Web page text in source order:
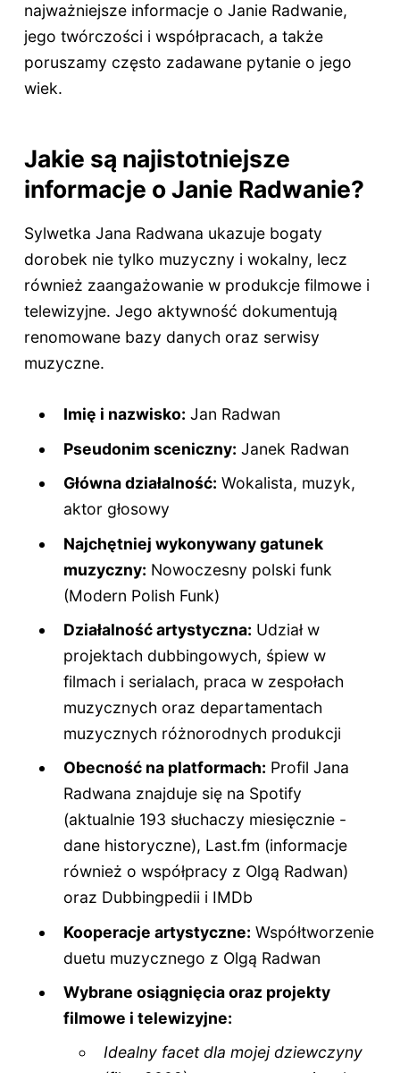
najważniejsze informacje o Janie Radwanie,
jego twórczości i współpracach, a także
poruszamy często zadawane pytanie o jego
wiek.
Jakie są najistotniejsze
informacje o Janie Radwanie?
Sylwetka Jana Radwana ukazuje bogaty
dorobek nie tylko muzyczny i wokalny, lecz
również zaangażowanie w produkcje filmowe i
telewizyjne. Jego aktywność dokumentują
renomowane bazy danych oraz serwisy
muzyczne.
Imię i nazwisko: Jan Radwan
Pseudonim sceniczny: Janek Radwan
Główna działalność: Wokalista, muzyk,
aktor głosowy
Najchętniej wykonywany gatunek
muzyczny: Nowoczesny polski funk
(Modern Polish Funk)
Działalność artystyczna: Udział w
projektach dubbingowych, śpiew w
filmach i serialach, praca w zespołach
muzycznych oraz departamentach
muzycznych różnorodnych produkcji
Obecność na platformach: Profil Jana
Radwana znajduje się na Spotify
(aktualnie 193 słuchaczy miesięcznie -
dane historyczne), Last.fm (informacje
również o współpracy z Olgą Radwan)
oraz Dubbingpedii i IMDb
Kooperacje artystyczne: Współtworzenie
duetu muzycznego z Olgą Radwan
Wybrane osiągnięcia oraz projekty
filmowe i telewizyjne:
Idealny facet dla mojej dziewczyny